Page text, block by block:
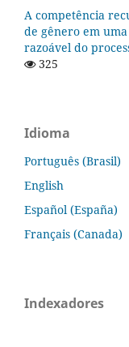
A competência
de gênero em
razoável do
325
Idioma
Português (Brasil)
English
Español (España)
Français (Canada)
Indexadores